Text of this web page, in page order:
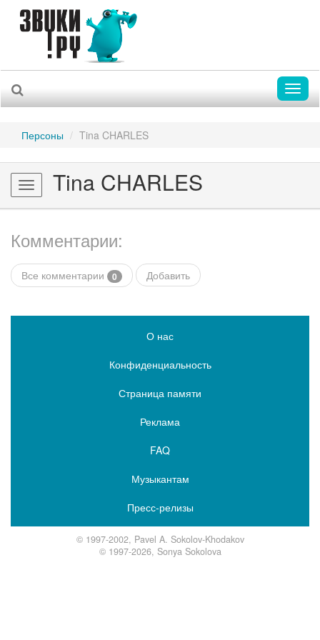
Персоны Tina CHARLES
Toggle
navigation
Tina CHARLES
Комментарии:
Все комментарии 0 Добавить
О нас
Конфиденциальность
Страница памяти
Реклама
FAQ
Музыкантам
Пресс-релизы
© 1997-2002, Pavel A. Sokolov-Khodakov
© 1997-2026, Sonya Sokolova